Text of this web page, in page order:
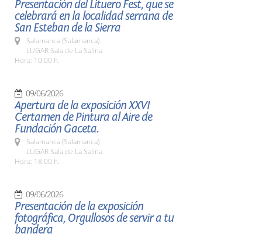
Presentación del Lituero Fest, que se
celebrará en la localidad serrana de
San Esteban de la Sierra
Salamanca (Salamanca)
LUGAR Sala de La Salina
Hora: 10:00 h.
09/06/2026
Apertura de la exposición XXVI
Certamen de Pintura al Aire de
Fundación Gaceta.
Salamanca (Salamanca)
LUGAR Sala de La Salina
Hora: 18:00 h.
09/06/2026
Presentación de la exposición
fotográfica, Orgullosos de servir a tu
bandera